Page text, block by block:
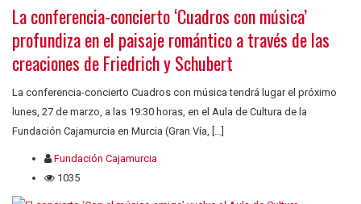
La conferencia-concierto ‘Cuadros con música’
profundiza en el paisaje romántico a través de las
creaciones de Friedrich y Schubert
La conferencia-concierto Cuadros con música tendrá lugar el próximo
lunes, 27 de marzo, a las 19:30 horas, en el Aula de Cultura de la
Fundación Cajamurcia en Murcia (Gran Vía, […]
Fundación Cajamurcia
1035